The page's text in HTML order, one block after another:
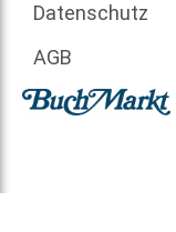
Datenschutz
AGB